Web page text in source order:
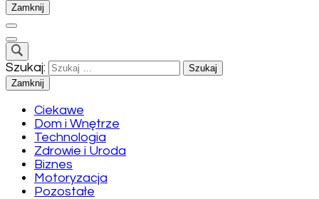
Zamknij
Szukaj:
Zamknij
Ciekawe
Dom i Wnętrze
Technologia
Zdrowie i Uroda
Biznes
Motoryzacja
Pozostałe